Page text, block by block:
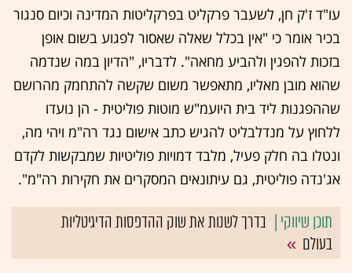
עו"ד ז'ק חן, לשעבר פרקליט בפרקליטות המדינה וכיום סנגור
בכיר אומר כי "אין בכלל שאלה שאסור לפגוע בשום אופן
בזכות להפגין ולהביע מחאה". לדבריו, "הדיון במה שנדמה
שהוא מובן מאליו, מתאפשר משום שקשה להתחמק מהרושם
שההפגנות ליד בית היועמ"ש מוטות פוליטית - הן נועדו
ללחוץ על מנדלבליט להגיש כתב אישום נגד רה"מ ויהי מה,
ונטלו בה חלק פעיל, מלבד דמויות פוליטיות שמבקשות לקדם
אג'נדה פוליטית, גם עיתונאים המסקרים את חקירות רה"מ".
בדרך לשנות את שוק ההדפסות הדיגיטליות
בעולם